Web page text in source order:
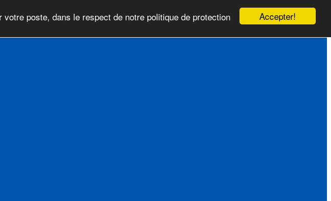
Accepter!
poste, dans le respect de notre politique de protection